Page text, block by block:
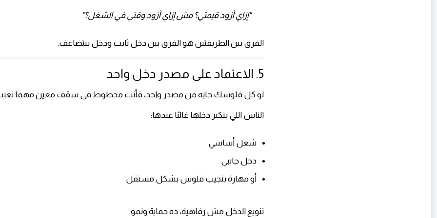
“إزاي أزود قيمتي؟ مش إزاي أزود وقتي في الشغل؟”
الفرق بين الطريقتين هو الفرق بين دخل ثابت ودخل بيتضاعف.
5. الاعتماد على مصدر دخل واحد
لو كل فلوسك جايه من مصدر واحد، فأنت محطوط في سقف معين مهما
الناس اللي بتكبر دخلها غالبًا عندها:
شغل أساسي
دخل جانبي
أو مهارة بتجيب فلوس بشكل مستقل
تنويع الدخل مش رفاهية، ده حماية ونمو.